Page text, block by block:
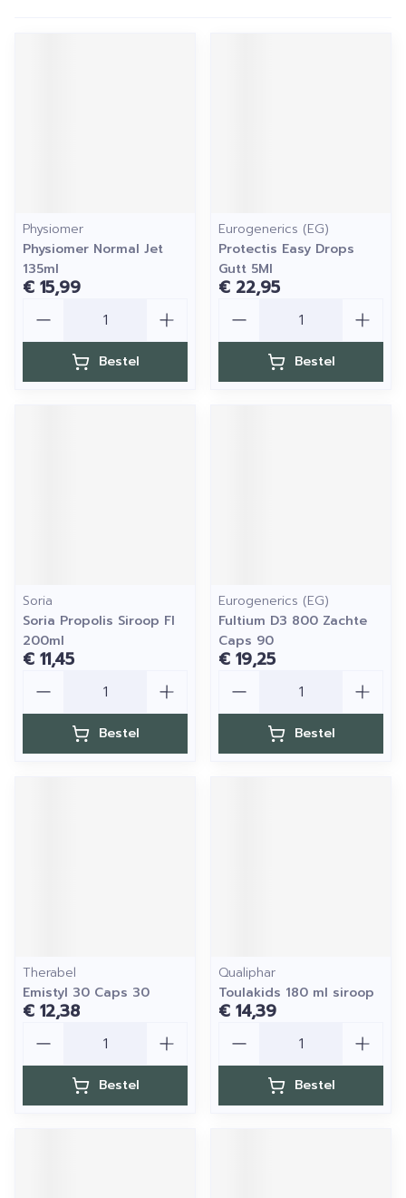
Physiomer
Physiomer Normal Jet
135ml
€ 15,99
Bestel
Eurogenerics (EG)
Protectis Easy Drops
Gutt 5Ml
€ 22,95
Bestel
Soria
Soria Propolis Siroop Fl
200ml
€ 11,45
Bestel
Eurogenerics (EG)
Fultium D3 800 Zachte
Caps 90
€ 19,25
Bestel
Therabel
Emistyl 30 Caps 30
€ 12,38
Bestel
Qualiphar
Toulakids 180 ml siroop
€ 14,39
Bestel